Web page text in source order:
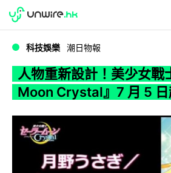
WWDC 2026
科技娛樂 潮日物報
人物重新設計！美少女
Moon Crystal』7 月 5 日